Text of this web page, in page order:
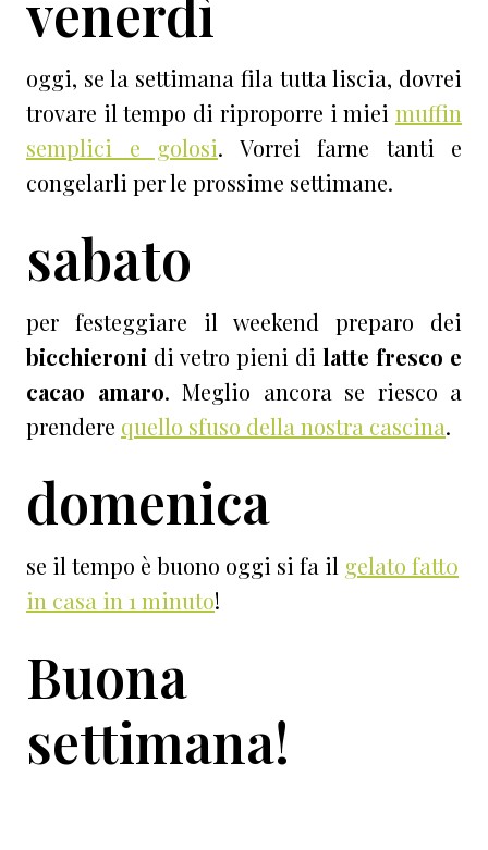
venerdì
oggi, se la settimana fila tutta liscia, dovrei
trovare il tempo di riproporre i miei muffin
semplici e golosi. Vorrei farne tanti e
congelarli per le prossime settimane.
sabato
per festeggiare il weekend preparo dei
bicchieroni di vetro pieni di latte fresco e
cacao amaro. Meglio ancora se riesco a
prendere quello sfuso della nostra cascina.
domenica
se il tempo è buono oggi si fa il gelato fatt0
in casa in 1 minuto!
Buona
settimana!